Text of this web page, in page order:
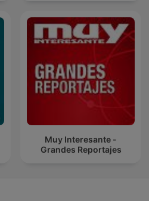
Muy Interesante -
Grandes Reportajes